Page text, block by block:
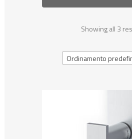
Showing all 3
Ordinamento